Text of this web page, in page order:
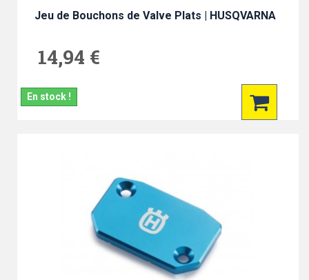
Jeu de Bouchons de Valve Plats | HUSQVARNA
14,94 €
En stock !